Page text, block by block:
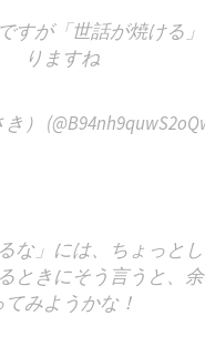
すが「世話が焼ける
りますね
な」には、ちょっと
ときにそう言うと、
てみようかな！